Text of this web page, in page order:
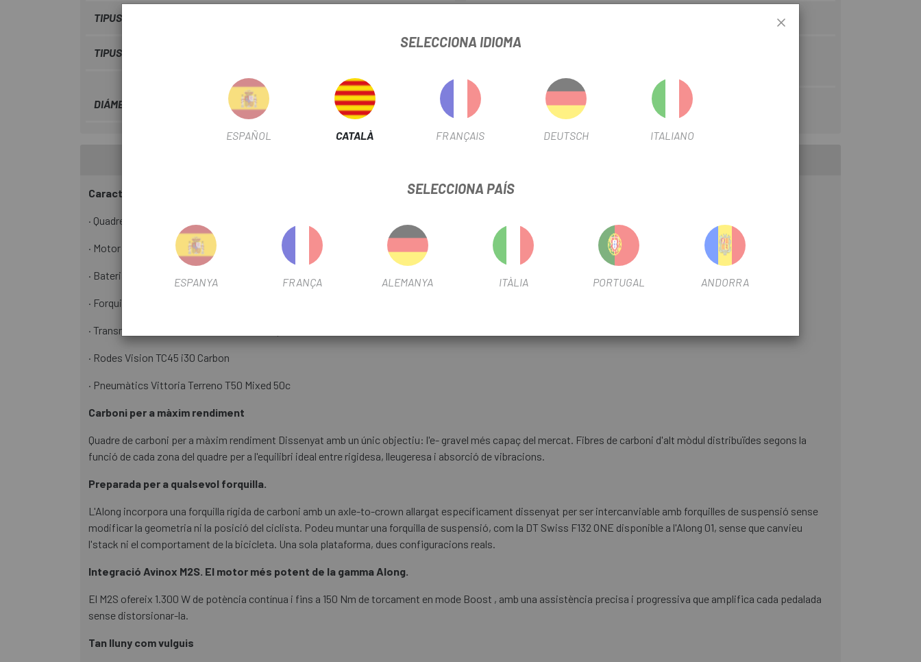
TIPUS TRANSMISSIÓ
TIPUS DISC
DIÁMETRO DISCO
Característiques principals
· Quadre Carbon Full Integrated Battery, Central Motor, Internal Cable Routing, Flat Mount Disc
· Motor Avinox M2S, 130Nm, 1300W | 150Nm a Boost
· Bateria Avinox 600 Wh
· Forquilla Carbon Disc Fork, Internal Cable Routing, Flat Mount Disc 12 x 100 mm
· Transmissió Sram Rival XPLR AXS, 13- Speed
· Rodes Vision TC45 i30 Carbon
· Pneumàtics Vittoria Terreno T50 Mixed 50c
Carboni per a màxim rendiment
Quadre de carboni per a màxim rendiment Dissenyat amb un únic objectiu: l'e- gravel més capaç del mercat. Fibres de carboni d'alt mòdul distribuïdes segons la
funció de cada zona del quadre per a l'equilibri ideal entre rigidesa, lleugeresa i absorció de vibracions.
Preparada per a qualsevol forquilla.
L'Along incorpora una forquilla rígida de carboni amb un axle-to-crown allargat específicament dissenyat per ser intercanviable amb forquilles de suspensió sense
modificar la geometria ni la posició del ciclista. Podeu muntar una forquilla de suspensió, com la DT Swiss F132 ONE disponible a l'Along 01, sense que canvieu
l'stack ni el comportament de la bicicleta. Una sola plataforma, dues configuracions reals.
Integració Avinox M2S. El motor més potent de la gamma Along.
El M2S ofereix 1.300 W de potència contínua i fins a 150 Nm de torcament en mode Boost , amb una assistència precisa i progressiva que amplifica cada pedalada
sense distorsionar-la.
Tan lluny com vulguis
SELECCIONA IDIOMA
ESPAÑOL CATALÀ FRANÇAIS DEUTSCH ITALIANO
SELECCIONA PAÍS
ESPANYA FRANÇA ALEMANYA ITÀLIA PORTUGAL ANDORRA